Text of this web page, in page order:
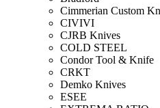
Cimmerian Custom
CIVIVI
CJRB Knives
COLD STEEL
Condor Tool & Knife
CRKT
Demko Knives
ESEE